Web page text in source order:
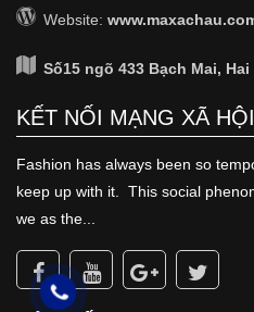
Website:
Số15 ngõ 433 Bạch Mai,
KẾT NỐI MẠNG XÃ HỘI
Fashion has always been so
keep up with it. This social
we as the...